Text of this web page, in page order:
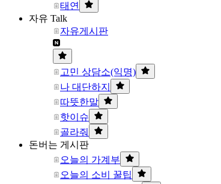
태연
자유 Talk
자유게시판
고민 상담소(익명)
나 대단하지
따뜻한말
핫이슈
골라줘
돈버는 게시판
오늘의 가계부
오늘의 소비 꿀팁